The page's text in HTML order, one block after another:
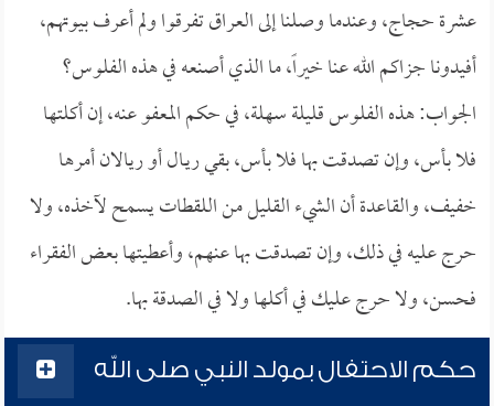
عشرة حجاج، وعندما وصلنا إلى العراق تفرقوا ولم أعرف بيوتهم،
أفيدونا جزاكم الله عنا خيراً، ما الذي أصنعه في هذه الفلوس؟
الجواب: هذه الفلوس قليلة سهلة، في حكم المعفو عنه، إن أكلتها
فلا بأس، وإن تصدقت بها فلا بأس، بقي ريـال أو ريالان أمرها
خفيف، والقاعدة أن الشيء القليل من اللقطات يسمح لآخذه، ولا
حرج عليه في ذلك، وإن تصدقت بها عنهم، وأعطيتها بعض الفقراء
فحسن، ولا حرج عليك في أكلها ولا في الصدقة بها.
حكم الاحتفال بمولد النبي صلى الله